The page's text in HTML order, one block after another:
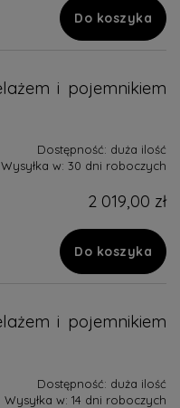
Do koszyka
i pojemnikiem
Dostępność: duża ilość
Wysyłka w: 30 dni roboczych
2 019,00 zł
Do koszyka
i pojemnikiem
Dostępność: duża ilość
Wysyłka w: 14 dni roboczych